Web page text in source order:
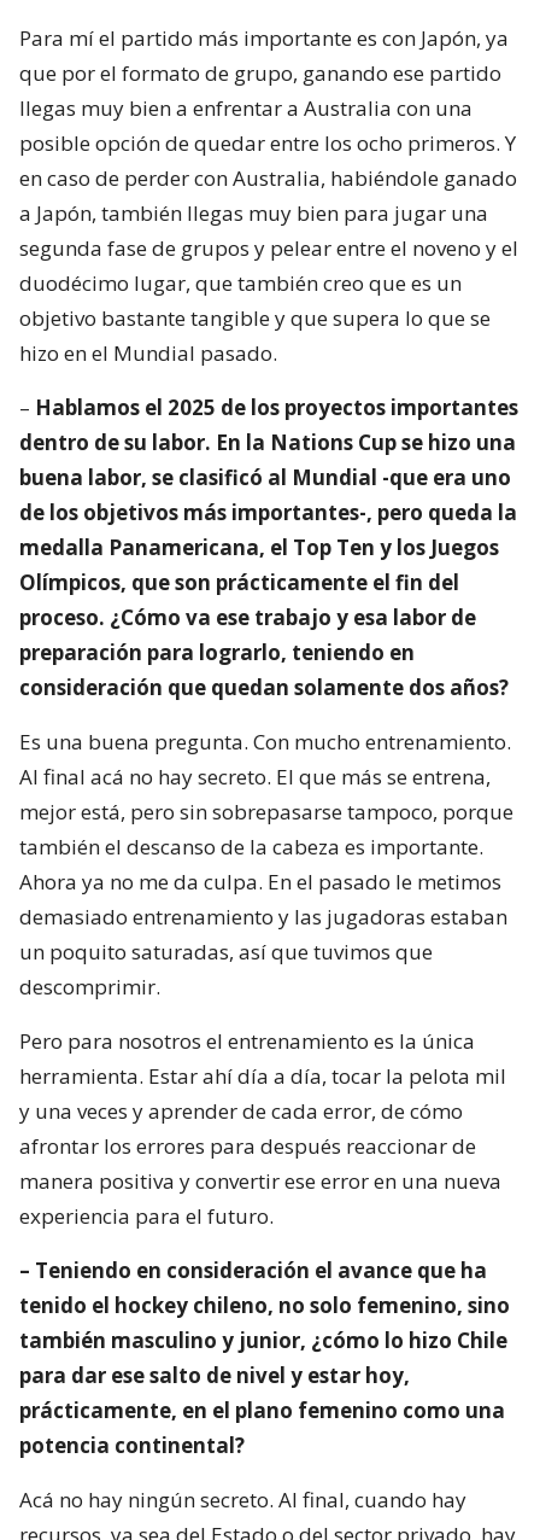
Para mí el partido más importante es con Japón, ya
que por el formato de grupo, ganando ese partido
llegas muy bien a enfrentar a Australia con una
posible opción de quedar entre los ocho primeros. Y
en caso de perder con Australia, habiéndole ganado
a Japón, también llegas muy bien para jugar una
segunda fase de grupos y pelear entre el noveno y el
duodécimo lugar, que también creo que es un
objetivo bastante tangible y que supera lo que se
hizo en el Mundial pasado.
– Hablamos el 2025 de los proyectos importantes
dentro de su labor. En la Nations Cup se hizo una
buena labor, se clasificó al Mundial -que era uno
de los objetivos más importantes-, pero queda la
medalla Panamericana, el Top Ten y los Juegos
Olímpicos, que son prácticamente el fin del
proceso. ¿Cómo va ese trabajo y esa labor de
preparación para lograrlo, teniendo en
consideración que quedan solamente dos años?
Es una buena pregunta. Con mucho entrenamiento.
Al final acá no hay secreto. El que más se entrena,
mejor está, pero sin sobrepasarse tampoco, porque
también el descanso de la cabeza es importante.
Ahora ya no me da culpa. En el pasado le metimos
demasiado entrenamiento y las jugadoras estaban
un poquito saturadas, así que tuvimos que
descomprimir.
Pero para nosotros el entrenamiento es la única
herramienta. Estar ahí día a día, tocar la pelota mil
y una veces y aprender de cada error, de cómo
afrontar los errores para después reaccionar de
manera positiva y convertir ese error en una nueva
experiencia para el futuro.
– Teniendo en consideración el avance que ha
tenido el hockey chileno, no solo femenino, sino
también masculino y junior, ¿cómo lo hizo Chile
para dar ese salto de nivel y estar hoy,
prácticamente, en el plano femenino como una
potencia continental?
Acá no hay ningún secreto. Al final, cuando hay